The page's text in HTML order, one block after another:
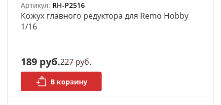
Артикул: RH-P2516
Кожух главного редуктора для Remo Hobby
1/16
189 руб.227 руб.
В корзину